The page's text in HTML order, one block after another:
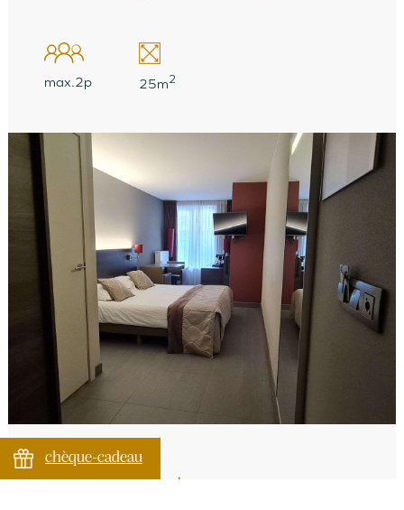
max.2p 25m2
Chambre Standard
chèque-cadeau